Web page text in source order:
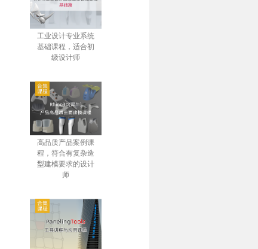
工业设计专业系统
基础课程，适合初
级设计师
高品质产品案例课
程，符合有复杂造
型建模要求的设计
师